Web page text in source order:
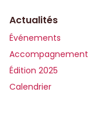
Actualités
Événements
Accompagnement
Édition 2025
Calendrier